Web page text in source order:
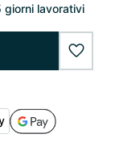
giorni lavorativi